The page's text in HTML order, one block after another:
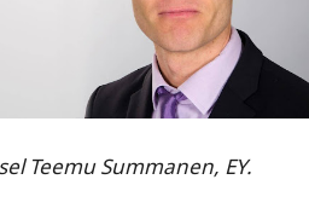
Teemu Summanen, EY.